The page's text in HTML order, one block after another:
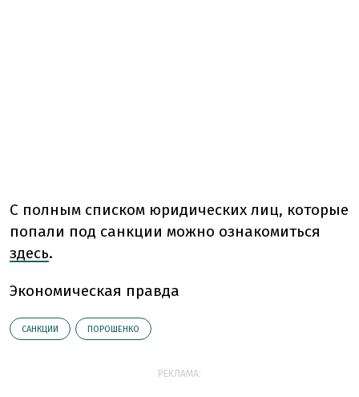
С полным списком юридических лиц, которые
попали под санкции можно ознакомиться
здесь.
Экономическая правда
САНКЦИИ ПОРОШЕНКО
РЕКЛАМА: